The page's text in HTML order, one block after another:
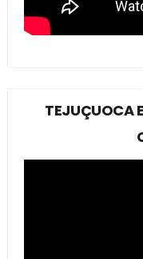
TEJUÇUOCA